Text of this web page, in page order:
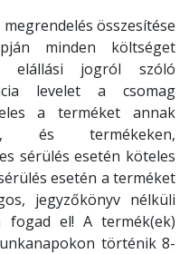
összesítése
minden költséget
elállási jogról szóló
levelet a csomag
a terméket annak
és termékeken,
sérülés esetén köteles
esetén a terméket
jegyzőkönyv nélküli
fogad el! A termék(ek)
történik 8-